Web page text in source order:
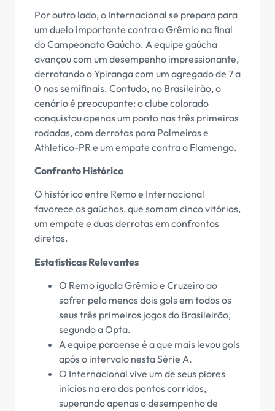
Por outro lado, o Internacional se prepara para
um duelo importante contra o Grêmio na final
do Campeonato Gaúcho. A equipe gaúcha
avançou com um desempenho impressionante,
derrotando o Ypiranga com um agregado de 7 a
0 nas semifinais. Contudo, no Brasileirão, o
cenário é preocupante: o clube colorado
conquistou apenas um ponto nas três primeiras
rodadas, com derrotas para Palmeiras e
Athletico-PR e um empate contra o Flamengo.
Confronto Histórico
O histórico entre Remo e Internacional
favorece os gaúchos, que somam cinco vitórias,
um empate e duas derrotas em confrontos
diretos.
Estatísticas Relevantes
O Remo iguala Grêmio e Cruzeiro ao
sofrer pelo menos dois gols em todos os
seus três primeiros jogos do Brasileirão,
segundo a Opta.
A equipe paraense é a que mais levou gols
após o intervalo nesta Série A.
O Internacional vive um de seus piores
inícios na era dos pontos corridos,
superando apenas o desempenho de